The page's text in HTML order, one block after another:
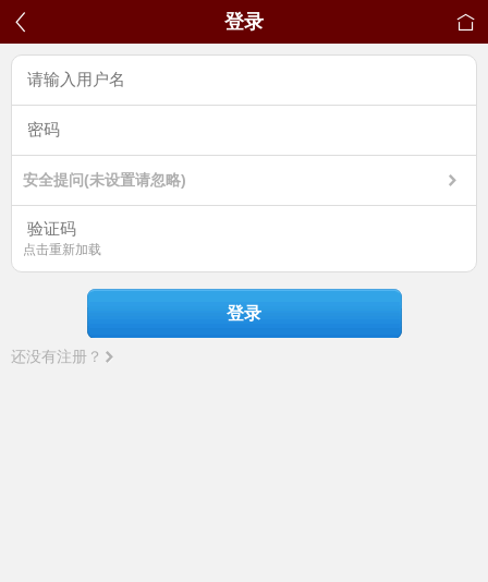
登录
安全提问(未设置请忽略)
点击重新加载
登录
还没有注册？